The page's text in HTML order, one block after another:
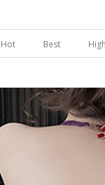
Hot Best